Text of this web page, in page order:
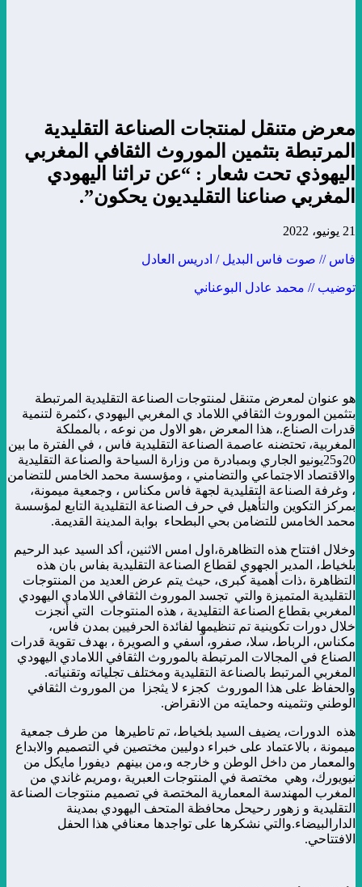
معرض متنقل لمنتجات الصناعة التقليدية
المرتبطة بتثمين الموروث الثقافي المغربي
اليهوذي تحت شعار : “عن تراثنا اليهودي
المغربي صناعنا التقليديون يحكون”.
21 يونيو، 2022
فاس // صوت فاس البديل / ادريس العادل
توضيب // محمد عادل البوعناني
هو عنوان لمعرض متنقل لمنتوجات الصناعة التقليدية المرتبطة
بتثمين الموروث الثقافي اللاماد ي المغربي اليهودي ،كثمرة لتنمية
قدرات الصناع.، هذا المعرض ،هو الاول من نوعه ، بالمملكة
المغربية، تحتضنه عاصمة الصناعة التقليدية فاس ، في الفترة ما بين
20و25يونيو الجاري وبمبادرة من وزارة السياحة والصناعة التقليدية
والاقتصاد الاجتماعي والتضامني ، ومؤسسة محمد الخامس للتضامن
، وغرفة الصناعة التقليدية لجهة فاس مكناس ، وجمعية ميمونة،
بمركز التكوين والتأهيل في حرف الصناعة التقليدية التابع لمؤسسة
محمد الخامس للتضامن بحي البطحاء بوابة المدينة القديمة.
وخلال افتتاح هذه التظاهرة،اول امس الاثنين، أكد السيد عبد الرحيم
بلخياط، المدير الجهوي لقطاع الصناعة التقليدية بفاس بان هذه
التظاهرة ،ذات أهمية كبرى، حيث يتم عرض العديد من المنتوجات
التقليدية المتميزة والتي تجسد الموروث الثقافي اللامادي اليهودي
المغربي بقطاع الصناعة التقليدية ، هذه المنتوجات التي أنجزت
خلال دورات تكوينية تم تنظيمها لفائدة الحرفيين بمدن فاس،
مكناس، الرباط، سلا، صفرو، آسفي و الصويرة ، بهدف تقوية قدرات
الصناع في المجالات المرتبطة بالموروث الثقافي اللامادي اليهودي
المغربي المرتبط بالصناعة التقليدية ومختلف تجلياته وتقنياته.
والحفاظ على هذا الموروث كجزء لا يثجزا من الموروث الثقافي
الوطني وتثمينه وحمايته من الانقراض.
هذه الدورات، يضيف السيد بلخياط، تم تاطيرها من طرف جمعية
ميمونة ، بالاعتماد على خبراء دوليين مختصين في التصميم والابداع
والمعمار من داخل الوطن و خارجه و،من بينهم ديفورا مايكل من
نيويورك، وهي مختصة في المنتوجات العبرية ،ومريم غاندي من
المغرب المهندسة المعمارية المختصة في تصميم منتوجات الصناعة
التقليدية و زهور رحيحل محافظة المتحف اليهودي بمدينة
الدارالبيضاء.والتي نشكرها على تواجدها معنافي هذا الحفل
الافتتاحي.